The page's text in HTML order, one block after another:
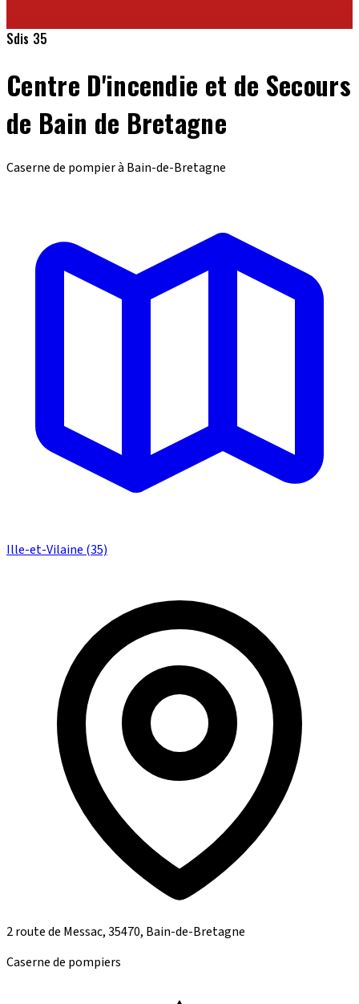
Sdis 35
Centre D'incendie et de Secours
de Bain de Bretagne
Caserne de pompier à Bain-de-Bretagne
Ille-et-Vilaine (35)
2 route de Messac, 35470, Bain-de-Bretagne
Caserne de pompiers